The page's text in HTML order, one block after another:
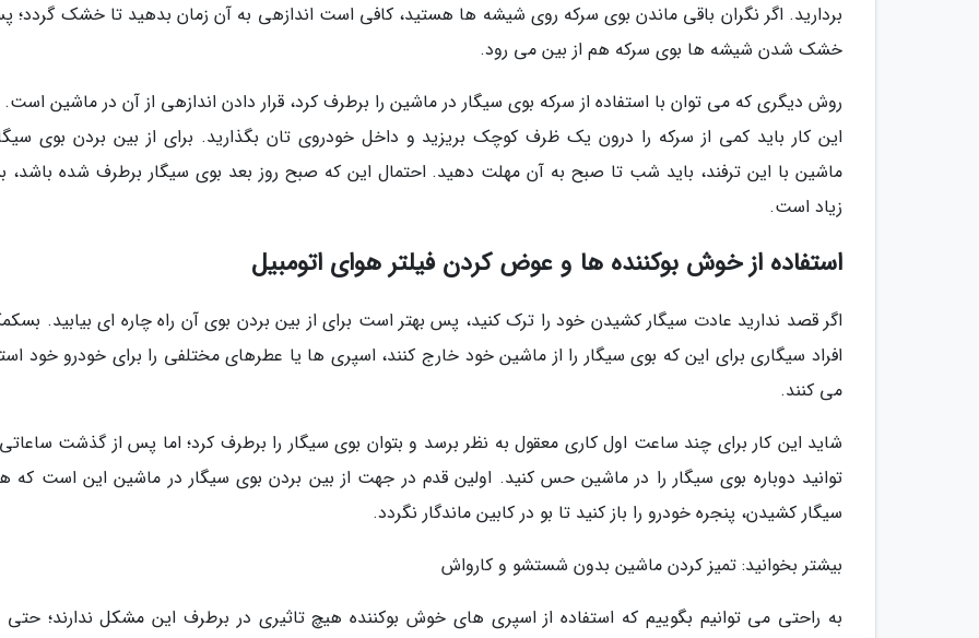
بردارید. اگر نگران باقی ماندن بوی سرکه روی شیشه ها هستید، کافی است اندازهی به آن زمان بدهید تا خشک گردد؛
خشک شدن شیشه ها بوی سرکه هم از بین می رود.
روش دیگری که می توان با استفاده از سرکه بوی سیگار در ماشین را برطرف کرد، قرار دادن اندازهی از آن در ماشین است.
این کار باید کمی از سرکه را درون یک ظرف کوچک بریزید و داخل خودروی تان بگذارید. برای از بین بردن بوی
ماشین با این ترفند، باید شب تا صبح به آن مهلت دهید. احتمال این که صبح روز بعد بوی سیگار برطرف شده باشد،
زیاد است.
استفاده از خوش بوکننده ها و عوض کردن فیلتر هوای اتومبیل
اگر قصد ندارید عادت سیگار کشیدن خود را ترک کنید، پس بهتر است برای از بین بردن بوی آن راه چاره ای بیابید.
افراد سیگاری برای این که بوی سیگار را از ماشین خود خارج کنند، اسپری ها یا عطرهای مختلفی را برای خودرو خود
می کنند.
شاید این کار برای چند ساعت اول کاری معقول به نظر برسد و بتوان بوی سیگار را برطرف کرد؛ اما پس از گذشت
توانید دوباره بوی سیگار را در ماشین حس کنید. اولین قدم در جهت از بین بردن بوی سیگار در ماشین این است که
سیگار کشیدن، پنجره خودرو را باز کنید تا بو در کابین ماندگار نگردد.
بیشتر بخوانید: تمیز کردن ماشین بدون شستشو و کارواش
به راحتی می توانیم بگوییم که استفاده از اسپری های خوش بوکننده هیچ تاثیری در برطرف این مشکل ندارند؛ حتی